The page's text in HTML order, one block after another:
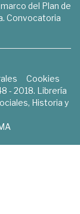
del Plan de
Convocatoria
Cookies
- 2018. Librería
Historia y